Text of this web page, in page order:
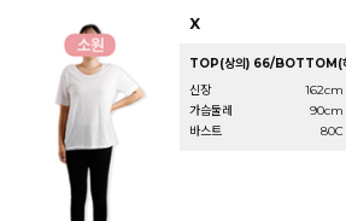
X
TOP(상의) 66/
신장
162cm
가슴둘레
90cm
바스트
80C